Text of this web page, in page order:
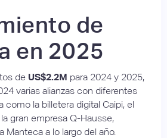
de
en 2025
de US$2.2M para 2024 y 2025,
varias alianzas con diferentes
como la billetera digital Caipi, el
gran empresa Q-Hausse,
Manteca a lo largo del año.